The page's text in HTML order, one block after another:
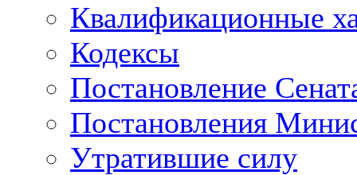
Квалификационные
Кодексы
Постановление
Постановления
Утратившие силу